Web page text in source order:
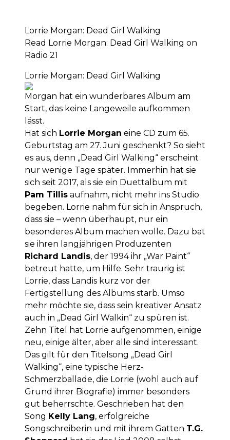
Lorrie Morgan: Dead Girl Walking
Read Lorrie Morgan: Dead Girl Walking on
Radio 21
Lorrie Morgan: Dead Girl Walking
Morgan hat ein wunderbares Album am
Start, das keine Langeweile aufkommen
lässt.
Hat sich Lorrie Morgan eine CD zum 65.
Geburtstag am 27. Juni geschenkt? So sieht
es aus, denn „Dead Girl Walking“ erscheint
nur wenige Tage später. Immerhin hat sie
sich seit 2017, als sie ein Duettalbum mit
Pam Tillis aufnahm, nicht mehr ins Studio
begeben. Lorrie nahm für sich in Anspruch,
dass sie – wenn überhaupt, nur ein
besonderes Album machen wolle. Dazu bat
sie ihren langjährigen Produzenten
Richard Landis, der 1994 ihr „War Paint“
betreut hatte, um Hilfe. Sehr traurig ist
Lorrie, dass Landis kurz vor der
Fertigstellung des Albums starb. Umso
mehr möchte sie, dass sein kreativer Ansatz
auch in „Dead Girl Walkin“ zu spüren ist.
Zehn Titel hat Lorrie aufgenommen, einige
neu, einige älter, aber alle sind interessant.
Das gilt für den Titelsong „Dead Girl
Walking“, eine typische Herz-
Schmerzballade, die Lorrie (wohl auch auf
Grund ihrer Biografie) immer besonders
gut beherrschte. Geschrieben hat den
Song Kelly Lang, erfolgreiche
Songschreiberin und mit ihrem Gatten T.G.